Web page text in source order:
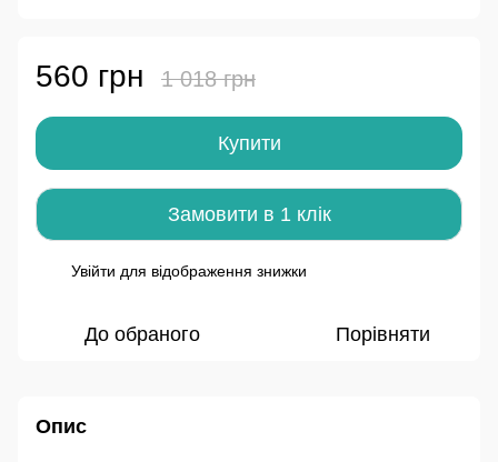
560 грн 1 018 грн
Купити
Замовити в 1 клік
Увійти для відображення знижки
До обраного Порівняти
Опис